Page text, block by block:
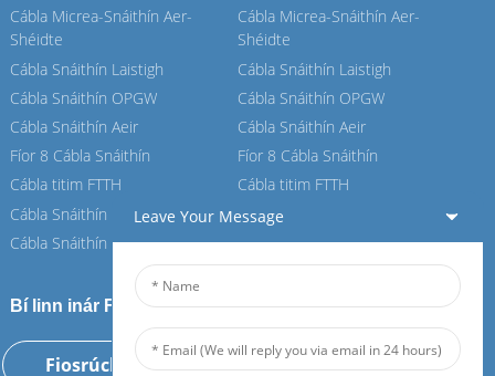
Cábla Micrea-Snáithín Aer-
Shéidte
Cábla Snáithín Laistigh
Cábla Snáithín OPGW
Cábla Snáithín Aeir
Fíor 8 Cábla Snáithín
Cábla titim FTTH
Cábla Snáithín ASU
Cábla Snáithín ADSS
Cábla Micrea-Snáithín Aer-
Shéidte
Cábla Snáithín Laistigh
Cábla Snáithín OPGW
Cábla Snáithín Aeir
Fíor 8 Cábla Snáithín
Cábla titim FTTH
Cábla Snáithín ASU
Cábla Snáithín ADSS
Bí linn inár Feiboer
Fiosrúchán Anois
Leave Your Message